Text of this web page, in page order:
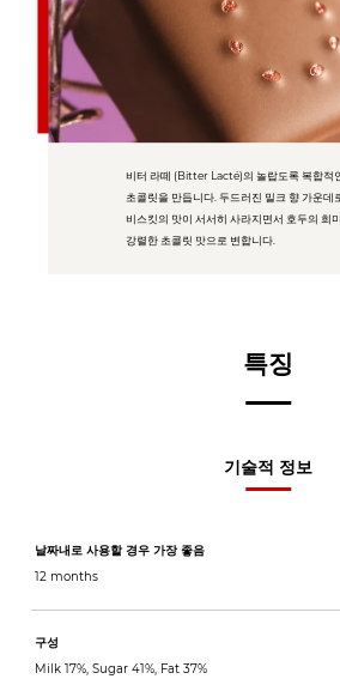
비터 라떼 (Bitter Lacté)의 놀랍도록 복합적
초콜릿을 만듭니다. 두드러진 밀크 향 가운데
비스킷의 맛이 서서히 사라지면서 호두의 희
강렬한 초콜릿 맛으로 변합니다.
특징
기술적 정보
날짜내로 사용할 경우 가장 좋음
12 months
구성
Milk 17%, Sugar 41%, Fat 37%